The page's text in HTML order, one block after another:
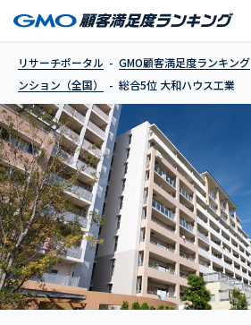
リサーチポータル GMO顧客満足度ランキング
ンション（全国）
総合5位 大和ハウス工業